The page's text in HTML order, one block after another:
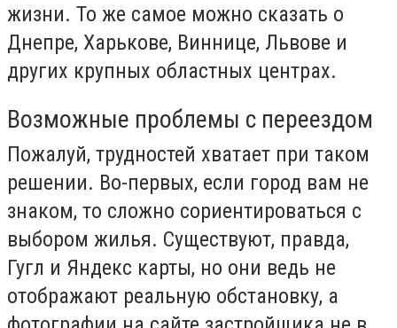
жизни. То же самое можно сказать о
Днепре, Харькове, Виннице, Львове и
других крупных областных центрах.
Возможные проблемы с переездом
Пожалуй, трудностей хватает при таком
решении. Во-первых, если город вам не
знаком, то сложно сориентироваться с
выбором жилья. Существуют, правда,
Гугл и Яндекс карты, но они ведь не
отображают реальную обстановку, а